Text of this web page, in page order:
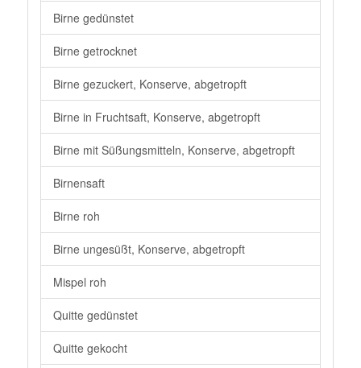
Birne gedünstet
Birne getrocknet
Birne gezuckert, Konserve, abgetropft
Birne in Fruchtsaft, Konserve, abgetropft
Birne mit Süßungsmitteln, Konserve, abgetropft
Birnensaft
Birne roh
Birne ungesüßt, Konserve, abgetropft
Mispel roh
Quitte gedünstet
Quitte gekocht